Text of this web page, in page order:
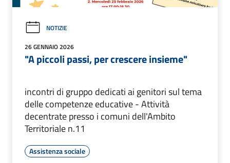
NOTIZIE
26 GENNAIO 2026
"A piccoli passi, per crescere insieme"
incontri di gruppo dedicati ai genitori sul tema
delle competenze educative - Attività
decentrate presso i comuni dell'Ambito
Territoriale n.11
Assistenza sociale